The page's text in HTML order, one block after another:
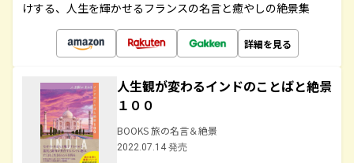
けする、人生を輝かせるフランスの名言と癒やしの絶景集
詳細を見る
人生観が変わるインドのことばと絶景
１００
BOOKS 旅の名言＆絶景
2022.07.14 発売